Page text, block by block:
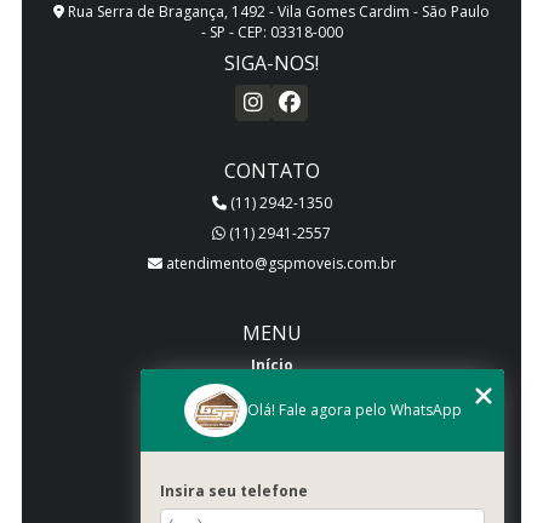
Rua Serra de Bragança, 1492 - Vila Gomes Cardim - São Paulo
- SP - CEP: 03318-000
SIGA-NOS!
CONTATO
(11) 2942-1350
(11) 2941-2557
atendimento@gspmoveis.com.br
MENU
Início
Quem somos
Produtos
Galeria
Olá! Fale agora pelo WhatsApp
Insira seu telefone